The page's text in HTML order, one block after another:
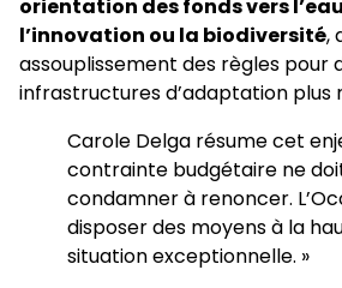
orientation des fonds vers
l’innovation ou la biodiversité,
assouplissement des règles pour
infrastructures d’adaptation plus
Carole Delga résume cet
contrainte budgétaire ne
condamner à renoncer.
disposer des moyens à la
situation exceptionnelle. »